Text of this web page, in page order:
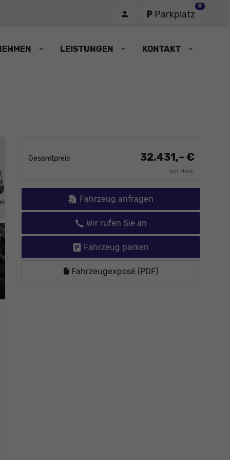
Parkplatz
0
LEISTUNGEN KONTAKT
Gesamtpreis 32.431,– €
incl. Mwst.
Fahrzeug anfragen
Wir rufen Sie an
Fahrzeug parken
Fahrzeugexposé (PDF)